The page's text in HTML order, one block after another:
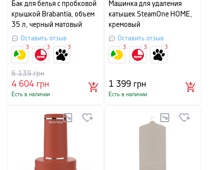
Бак для белья с пробковой
крышкой Brabantia, объем
35 л, черный матовый
Оставить отзыв
4 604 грн
6 139грн
Есть в наличии
3 3 3
Машинка для удаления
катышек SteamOne HOME,
кремовый
Оставить отзыв
1 399 грн
Есть в наличии
3 3 3